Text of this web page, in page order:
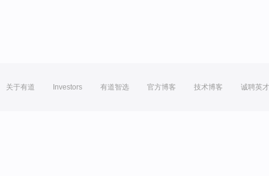
关于有道 Investors 有道智选 官方博客 技术博客 诚聘英才